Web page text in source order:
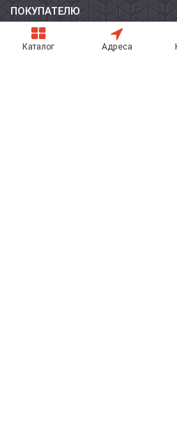
ПОКУПАТЕЛЮ
О компании
Контакты
Каталог Адреса